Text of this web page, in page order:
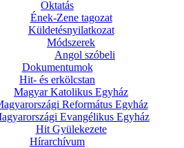
Oktatás
Ének-Zene tagozat
Küldetésnyilatkozat
Módszerek
Angol szóbeli
Dokumentumok
Hit- és erkölcstan
Magyar Katolikus Egyház
Református Egyház
Evangélikus Egyház
Hit Gyülekezete
Hírarchívum